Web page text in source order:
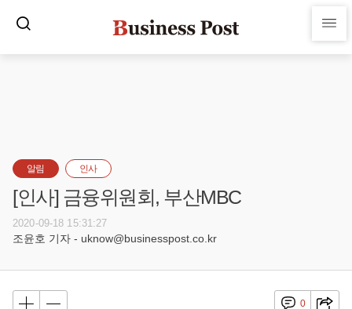
알림 인사
[인사] 금융위원회, 부산MBC
2020-09-18 15:31:27
조윤호 기자 - uknow@businesspost.co.kr
0